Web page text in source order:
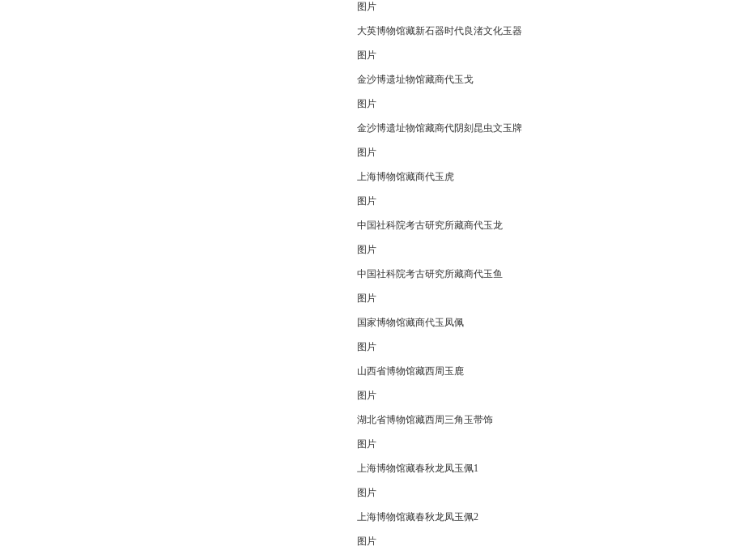
图片
大英博物馆藏新石器时代良渚文化玉器
图片
金沙博遗址物馆藏商代玉戈
图片
金沙博遗址物馆藏商代阴刻昆虫文玉牌
图片
上海博物馆藏商代玉虎
图片
中国社科院考古研究所藏商代玉龙
图片
中国社科院考古研究所藏商代玉鱼
图片
国家博物馆藏商代玉凤佩
图片
山西省博物馆藏西周玉鹿
图片
湖北省博物馆藏西周三角玉带饰
图片
上海博物馆藏春秋龙凤玉佩1
图片
上海博物馆藏春秋龙凤玉佩2
图片